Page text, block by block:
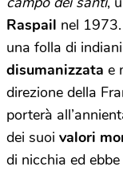
Raspail nel
una folla di
disumanizzata e
direzione della
porterà
dei suoi valori
di nicchia ed